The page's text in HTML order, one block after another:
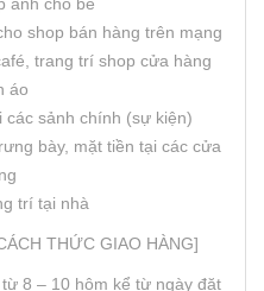
ảnh cho bé
shop bán hàng trên mạng
trang trí shop cửa hàng
áo
sảnh chính (sự kiện)
bày, mặt tiền tại các cửa
trí tại nhà
THỨC GIAO HÀNG]
8 – 10 hôm kể từ ngày đặt